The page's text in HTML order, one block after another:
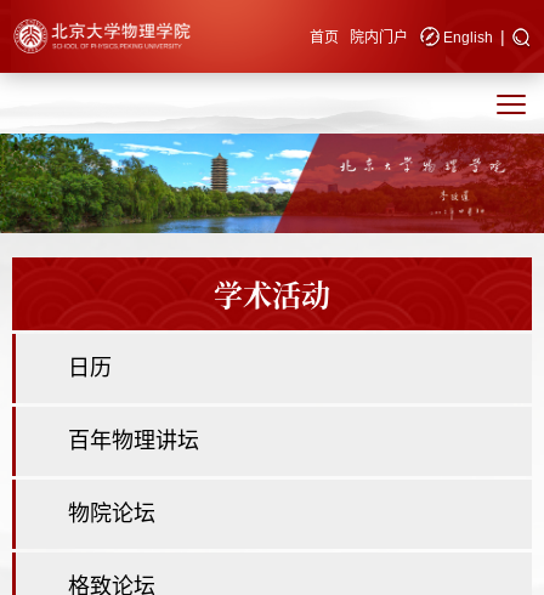
快速导航 首页 院内门户 English |
学术活动
日历
百年物理讲坛
物院论坛
格致论坛